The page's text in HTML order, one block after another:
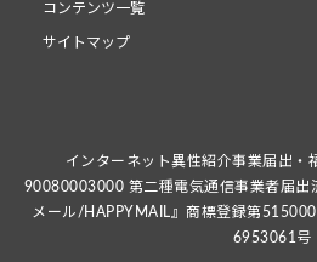
コンテンツ一覧
サイトマップ
インターネット異性紹介事業届出・
90080003000 第二種電気通信事業者届出
メール/HAPPYMAIL』商標登録第
6953061号